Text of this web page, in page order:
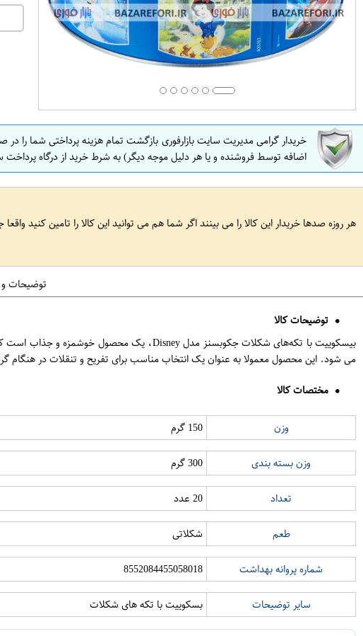
خریدار گرامی مدیریت سایت بازارفوری بازگشت تمام هزینه پرداختی شما
اضافه توسط فروشنده و یا هر دلیل موجه دیگر) به شرط خرید از درگاه
هر روزه صدها خریدار این کالا را می بینند اگر شما هم می توانید این کالا را تامین کنید واقعا
توضیحات
توضیحات کالا
می شود. این محصول معمولا به عنوان یک انتخاب مناسب برای تفریح و تنقلات در هنگام
مختصات کالا
وزن 150 گرم
وزن بسته بندی 300 گرم
تعداد 20 عدد
طعم شکلاتی
شماره پروانه بهداشت 8552084455058018
سایر توضیحات بسکوییت با تکه های شکلات